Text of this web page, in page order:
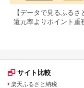
【データで見るふるさ
還元率よりポイント重
サイト比較
楽天ふるさと納税